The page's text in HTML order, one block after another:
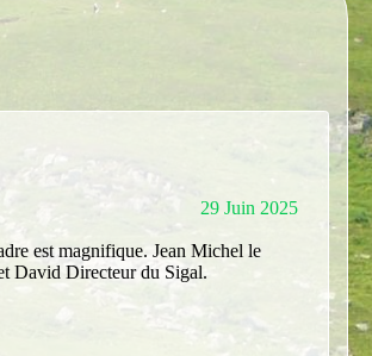
29 Juin 2025
est magnifique. Jean Michel le
David Directeur du Sigal.